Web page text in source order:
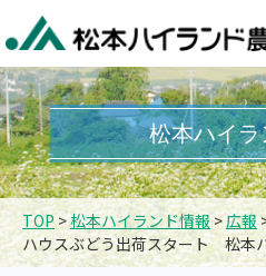
松本ハイ
TOP>松本ハイランド情報>広報
ハウスぶどう出荷スタート 松本